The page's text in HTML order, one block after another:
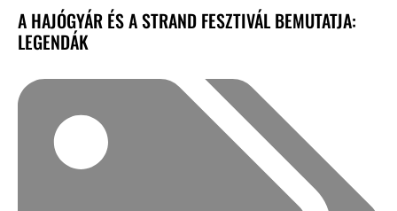
A HAJÓGYÁR ÉS A STRAND FESZTIVÁL BEMUTATJA:
LEGENDÁK